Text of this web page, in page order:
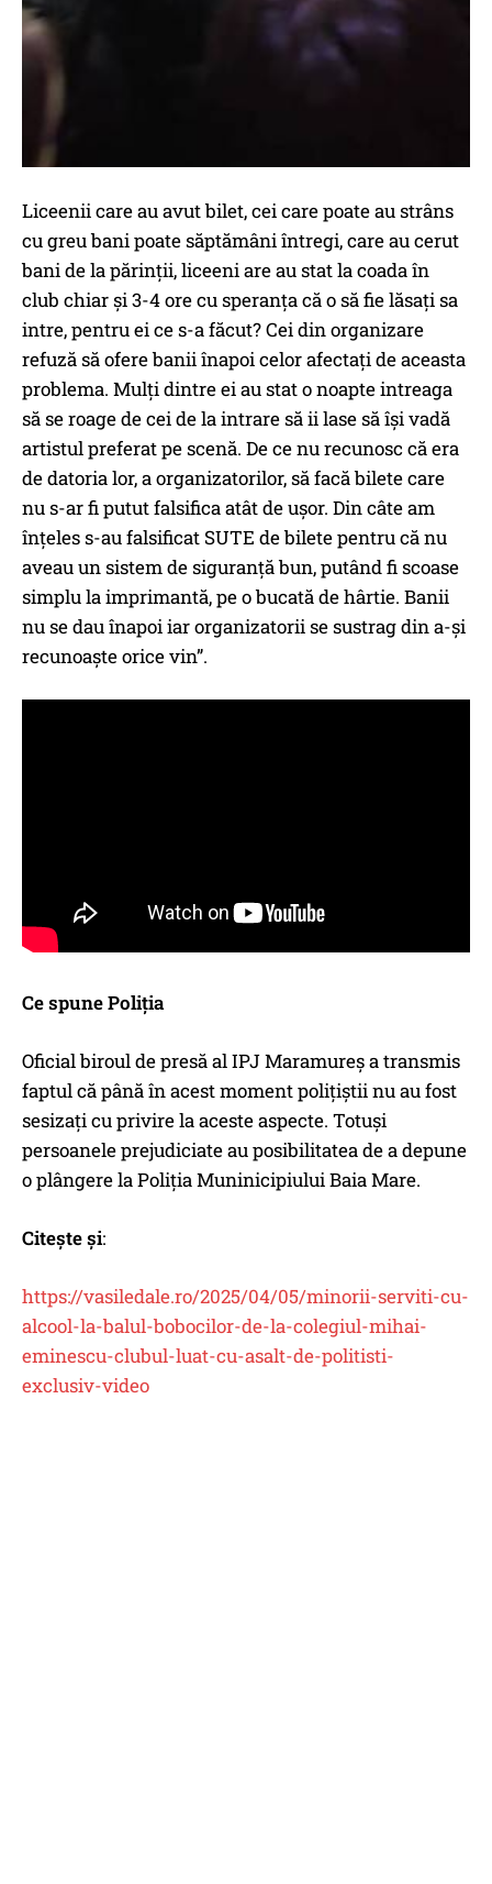
Liceenii care au avut bilet, cei care poate au strâns
cu greu bani poate săptămâni întregi, care au cerut
bani de la părinții, liceeni are au stat la coada în
club chiar și 3-4 ore cu speranța că o să fie lăsați sa
intre, pentru ei ce s-a făcut? Cei din organizare
refuză să ofere banii înapoi celor afectați de aceasta
problema. Mulți dintre ei au stat o noapte intreaga
să se roage de cei de la intrare să ii lase să își vadă
artistul preferat pe scenă. De ce nu recunosc că era
de datoria lor, a organizatorilor, să facă bilete care
nu s-ar fi putut falsifica atât de ușor. Din câte am
înțeles s-au falsificat SUTE de bilete pentru că nu
aveau un sistem de siguranță bun, putând fi scoase
simplu la imprimantă, pe o bucată de hârtie. Banii
nu se dau înapoi iar organizatorii se sustrag din a-și
recunoaște orice vin”.
Ce spune Poliția
Oficial biroul de presă al IPJ Maramureș a transmis
faptul că până în acest moment polițiștii nu au fost
sesizați cu privire la aceste aspecte. Totuși
persoanele prejudiciate au posibilitatea de a depune
o plângere la Poliția Muninicipiului Baia Mare.
Citește și:
https://vasiledale.ro/2025/04/05/minorii-serviti-cu-
alcool-la-balul-bobocilor-de-la-colegiul-mihai-
eminescu-clubul-luat-cu-asalt-de-politisti-
exclusiv-video